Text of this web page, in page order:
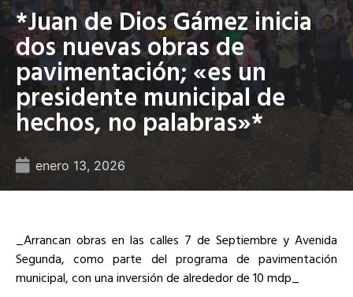
*Juan de Dios Gámez inicia
dos nuevas obras de
pavimentación; «es un
presidente municipal de
hechos, no palabras»*
enero 13, 2026
_Arrancan obras en las calles 7 de Septiembre y Avenida
Segunda, como parte del programa de pavimentación
municipal, con una inversión de alrededor de 10 mdp_